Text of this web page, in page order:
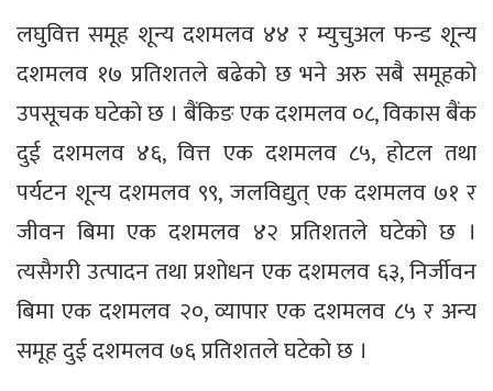
लघुवित्त समूह शून्य दशमलव ४४ र म्युचुअल फन्ड शून्य
दशमलव १७ प्रतिशतले बढेको छ भने अरु सबै समूहको
उपसूचक घटेको छ । बैंकिङ एक दशमलव ०८, विकास बैंक
दुई दशमलव ४६, वित्त एक दशमलव ८५, होटल तथा
पर्यटन शून्य दशमलव ९९, जलविद्युत् एक दशमलव ७१ र
जीवन बिमा एक दशमलव ४२ प्रतिशतले घटेको छ ।
त्यसैगरी उत्पादन तथा प्रशोधन एक दशमलव ६३, निर्जीवन
बिमा एक दशमलव २०, व्यापार एक दशमलव ८५ र अन्य
समूह दुई दशमलव ७६ प्रतिशतले घटेको छ ।